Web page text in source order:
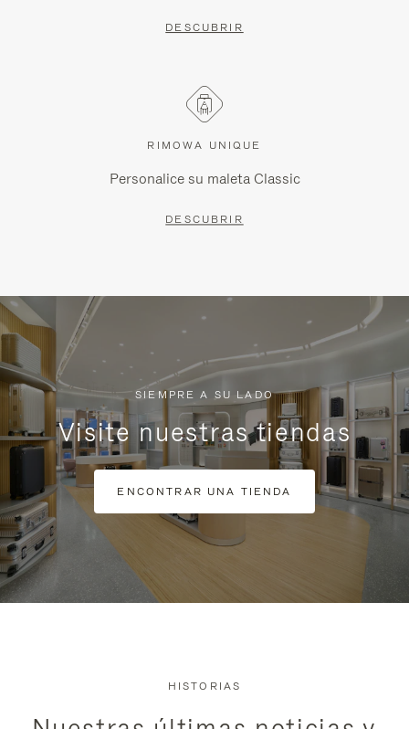
DESCUBRIR
RIMOWA UNIQUE
Personalice su maleta Classic
DESCUBRIR
SIEMPRE A SU LADO
Visite nuestras tiendas
ENCONTRAR UNA TIENDA
HISTORIAS